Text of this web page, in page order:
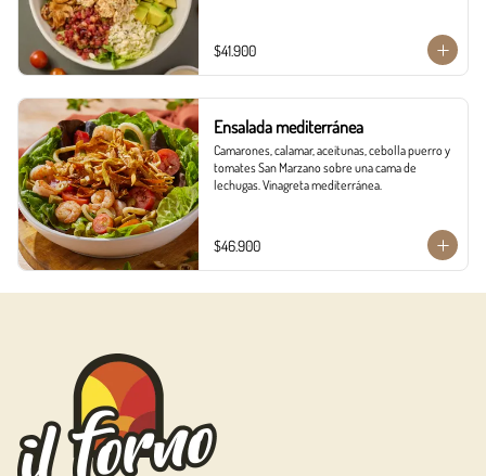
$41.900
Ensalada mediterránea
Camarones, calamar, aceitunas, cebolla puerro y
tomates San Marzano sobre una cama de
lechugas. Vinagreta mediterránea.
$46.900